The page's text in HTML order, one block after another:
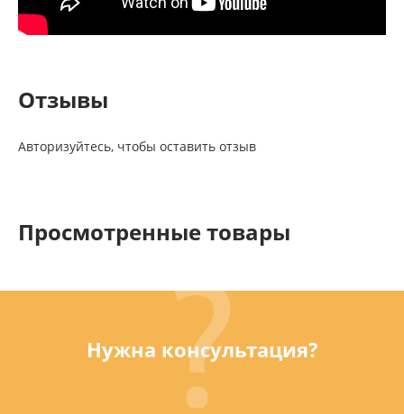
Отзывы
Авторизуйтесь, чтобы оставить отзыв
Просмотренные товары
Нужна консультация?